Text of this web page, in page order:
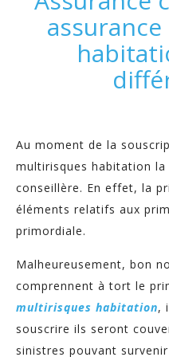
Au moment de la
multirisques habitation la
conseillère. En effet, la
éléments relatifs aux
primordiale.
Malheureusement, bon
comprennent à tort le
multirisques habitation,
souscrire ils seront
sinistres pouvant